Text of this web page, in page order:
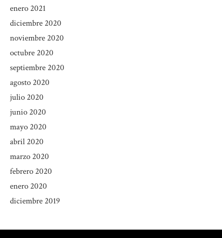
enero 2021
diciembre 2020
noviembre 2020
octubre 2020
septiembre 2020
agosto 2020
julio 2020
junio 2020
mayo 2020
abril 2020
marzo 2020
febrero 2020
enero 2020
diciembre 2019